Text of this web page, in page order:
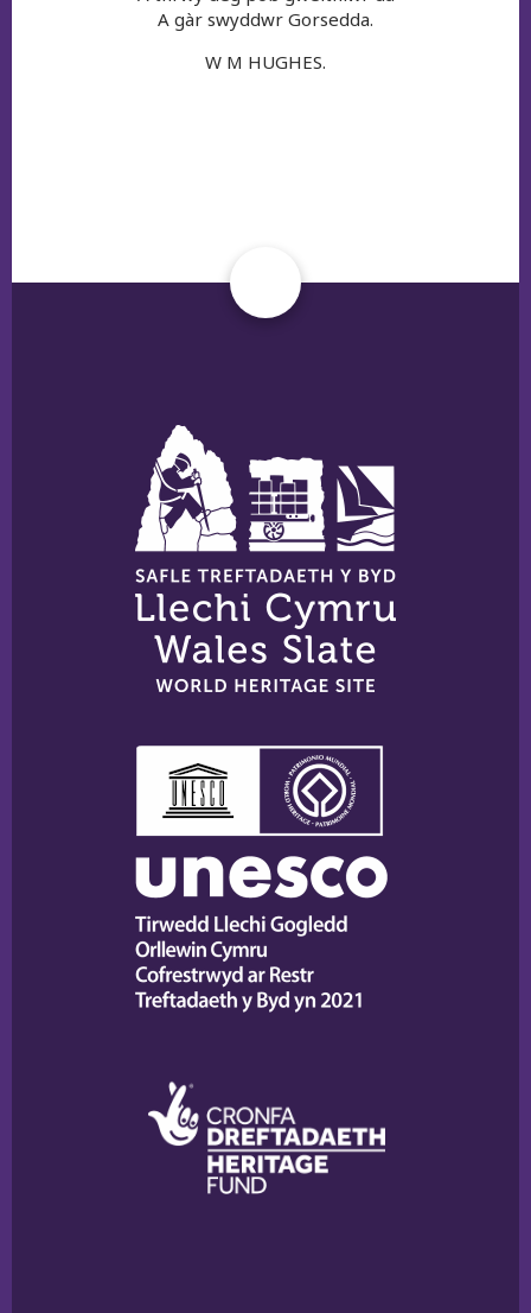
A gàr swyddwr Gorsedda.
W M HUGHES.